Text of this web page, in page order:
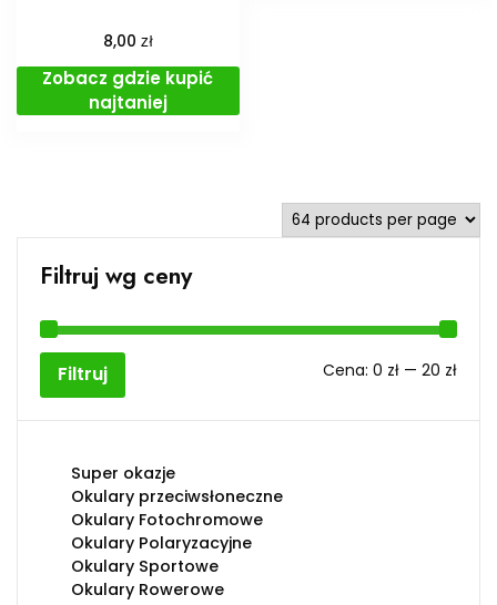
8,00 zł
Zobacz gdzie kupić
najtaniej
Filtruj wg ceny
Cena
Cena
Filtruj Cena: 0 zł — 20 zł
Super okazje
Okulary przeciwsłoneczne
Okulary Fotochromowe
Okulary Polaryzacyjne
Okulary Sportowe
Okulary Rowerowe